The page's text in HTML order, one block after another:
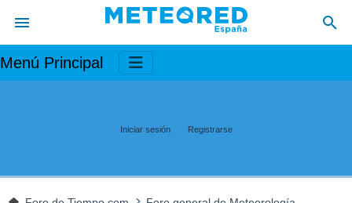
Menú Principal
Iniciar sesión Registrarse